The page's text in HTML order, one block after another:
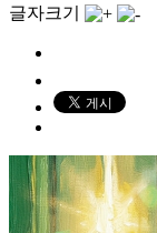
글자크기